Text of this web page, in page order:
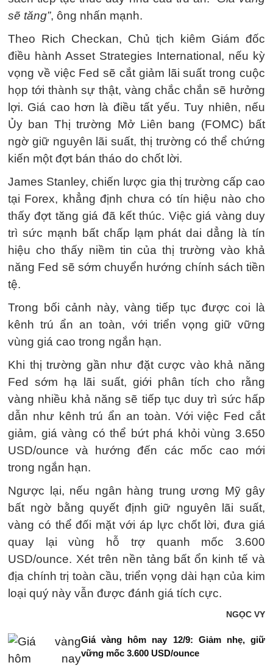
sẽ tăng”, ông nhấn mạnh.
Theo Rich Checkan, Chủ tịch kiêm Giám đốc
điều hành Asset Strategies International, nếu kỳ
vọng về việc Fed sẽ cắt giảm lãi suất trong cuộc
họp tới thành sự thật, vàng chắc chắn sẽ hưởng
lợi. Giá cao hơn là điều tất yếu. Tuy nhiên, nếu
Ủy ban Thị trường Mở Liên bang (FOMC) bất
ngờ giữ nguyên lãi suất, thị trường có thể chứng
kiến một đợt bán tháo do chốt lời.
James Stanley, chiến lược gia thị trường cấp cao
tại Forex, khẳng định chưa có tín hiệu nào cho
thấy đợt tăng giá đã kết thúc. Việc giá vàng duy
trì sức mạnh bất chấp lạm phát dai dẳng là tín
hiệu cho thấy niềm tin của thị trường vào khả
năng Fed sẽ sớm chuyển hướng chính sách tiền
tệ.
Trong bối cảnh này, vàng tiếp tục được coi là
kênh trú ẩn an toàn, với triển vọng giữ vững
vùng giá cao trong ngắn hạn.
Khi thị trường gần như đặt cược vào khả năng
Fed sớm hạ lãi suất, giới phân tích cho rằng
vàng nhiều khả năng sẽ tiếp tục duy trì sức hấp
dẫn như kênh trú ẩn an toàn. Với việc Fed cắt
giảm, giá vàng có thể bứt phá khỏi vùng 3.650
USD/ounce và hướng đến các mốc cao mới
trong ngắn hạn.
Ngược lại, nếu ngân hàng trung ương Mỹ gây
bất ngờ bằng quyết định giữ nguyên lãi suất,
vàng có thể đối mặt với áp lực chốt lời, đưa giá
quay lại vùng hỗ trợ quanh mốc 3.600
USD/ounce. Xét trên nền tảng bất ổn kinh tế và
địa chính trị toàn cầu, triển vọng dài hạn của kim
loại quý này vẫn được đánh giá tích cực.
NGỌC VY
Giá vàng hôm nay 12/9: Giảm nhẹ, giữ
vững mốc 3.600 USD/ounce